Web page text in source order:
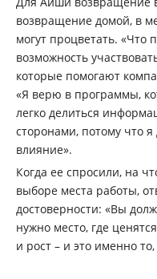
возвращение домой, в
могут процветать. «Что
возможность
которые помогают
«Я верю в программы,
легко делиться
сторонами, потому что
влияние».
Когда ее спросили, на
выборе места работы,
достоверности: «Вы
нужно место, где
и рост – и это именно